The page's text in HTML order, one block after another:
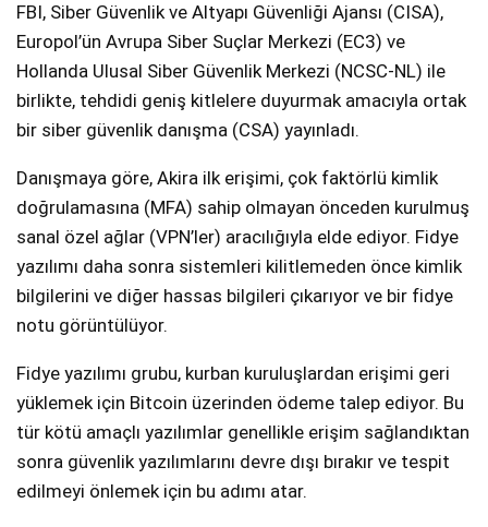
FBI, Siber Güvenlik ve Altyapı Güvenliği Ajansı (CISA),
Europol’ün Avrupa Siber Suçlar Merkezi (EC3) ve
Hollanda Ulusal Siber Güvenlik Merkezi (NCSC-NL) ile
birlikte, tehdidi geniş kitlelere duyurmak amacıyla ortak
bir siber güvenlik danışma (CSA) yayınladı.
Danışmaya göre, Akira ilk erişimi, çok faktörlü kimlik
doğrulamasına (MFA) sahip olmayan önceden kurulmuş
sanal özel ağlar (VPN’ler) aracılığıyla elde ediyor. Fidye
yazılımı daha sonra sistemleri kilitlemeden önce kimlik
bilgilerini ve diğer hassas bilgileri çıkarıyor ve bir fidye
notu görüntülüyor.
Fidye yazılımı grubu, kurban kuruluşlardan erişimi geri
yüklemek için Bitcoin üzerinden ödeme talep ediyor. Bu
tür kötü amaçlı yazılımlar genellikle erişim sağlandıktan
sonra güvenlik yazılımlarını devre dışı bırakır ve tespit
edilmeyi önlemek için bu adımı atar.